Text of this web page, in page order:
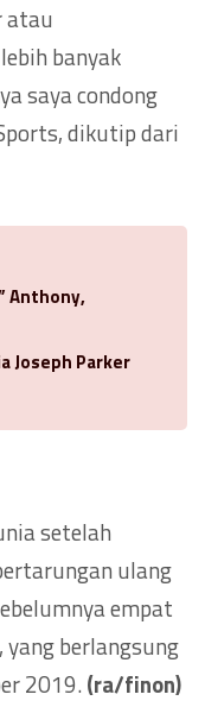
atau
banyak
saya condong
dikutip dari
Anthony,
Joseph Parker
setelah
ulang
empat
berlangsung
2019.(ra/finon)